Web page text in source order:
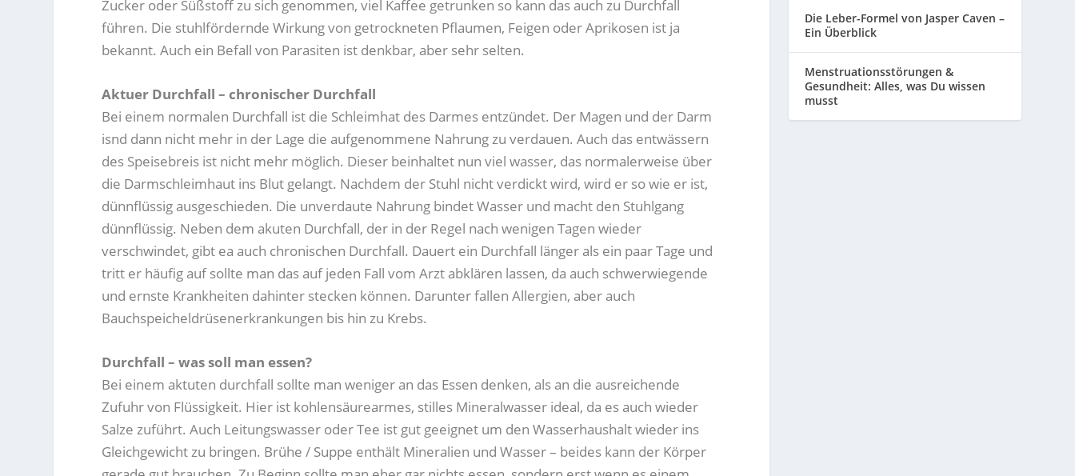
Zucker oder Süßstoff zu sich genommen, viel Kaffee getrunken so kann das auch zu Durchfall
führen. Die stuhlfördernde Wirkung von getrockneten Pflaumen, Feigen oder Aprikosen ist ja
bekannt. Auch ein Befall von Parasiten ist denkbar, aber sehr selten.
Aktuer Durchfall – chronischer Durchfall
Bei einem normalen Durchfall ist die Schleimhat des Darmes entzündet. Der Magen und der Darm
isnd dann nicht mehr in der Lage die aufgenommene Nahrung zu verdauen. Auch das entwässern
des Speisebreis ist nicht mehr möglich. Dieser beinhaltet nun viel wasser, das normalerweise über
die Darmschleimhaut ins Blut gelangt. Nachdem der Stuhl nicht verdickt wird, wird er so wie er ist,
dünnflüssig ausgeschieden. Die unverdaute Nahrung bindet Wasser und macht den Stuhlgang
dünnflüssig. Neben dem akuten Durchfall, der in der Regel nach wenigen Tagen wieder
verschwindet, gibt ea auch chronischen Durchfall. Dauert ein Durchfall länger als ein paar Tage und
tritt er häufig auf sollte man das auf jeden Fall vom Arzt abklären lassen, da auch schwerwiegende
und ernste Krankheiten dahinter stecken können. Darunter fallen Allergien, aber auch
Bauchspeicheldrüsenerkrankungen bis hin zu Krebs.
Durchfall – was soll man essen?
Bei einem aktuten durchfall sollte man weniger an das Essen denken, als an die ausreichende
Zufuhr von Flüssigkeit. Hier ist kohlensäurearmes, stilles Mineralwasser ideal, da es auch wieder
Salze zuführt. Auch Leitungswasser oder Tee ist gut geeignet um den Wasserhaushalt wieder ins
Gleichgewicht zu bringen. Brühe / Suppe enthält Mineralien und Wasser – beides kann der Körper
Die Leber-Formel von Jasper Caven –
Ein Überblick
Menstruationsstörungen &
Gesundheit: Alles, was Du wissen
musst